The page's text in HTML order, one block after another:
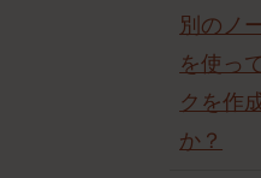
別のノ
を使っ
クを作
か？